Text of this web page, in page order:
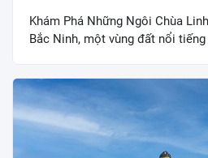
Khám Phá Những Ngôi Chùa
Bắc Ninh, một vùng đất nổi